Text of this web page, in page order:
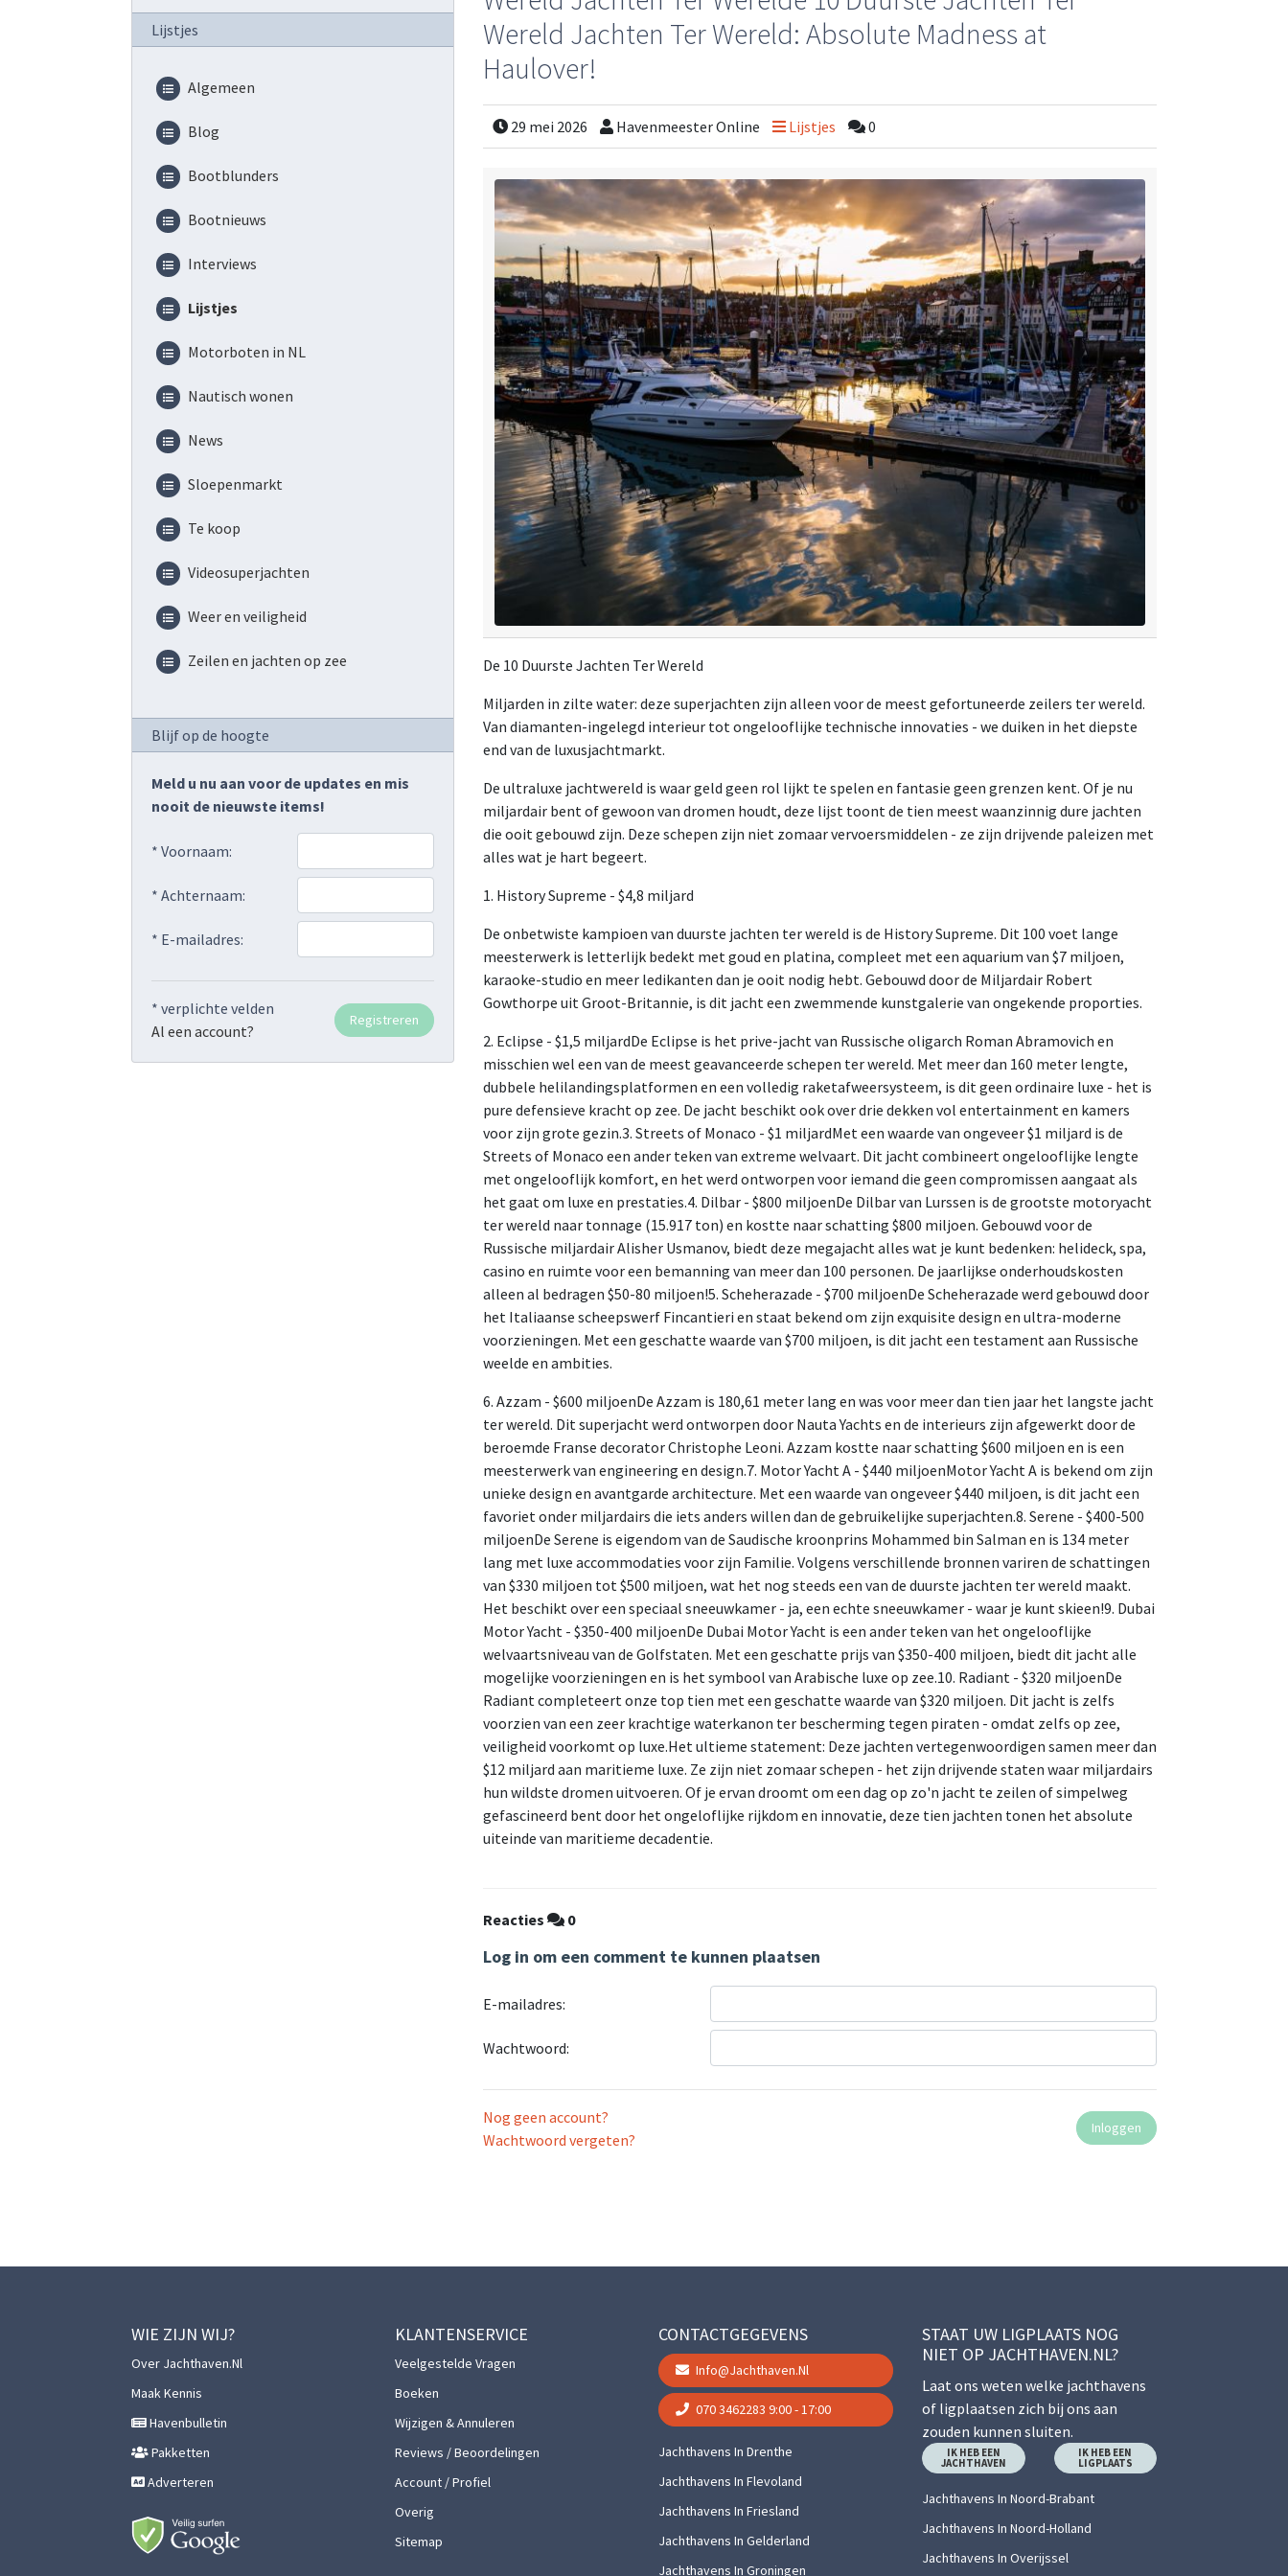
Lijstjes
Algemeen
Blog
Bootblunders
Bootnieuws
Interviews
Lijstjes
Motorboten in NL
Nautisch wonen
News
Sloepenmarkt
Te koop
Videosuperjachten
Weer en veiligheid
Zeilen en jachten op zee
Blijf op de hoogte
Meld u nu aan voor de updates en mis
nooit de nieuwste items!
* Voornaam:
* Achternaam:
* E-mailadres:
* verplichte velden
Al een account?
Wereld Jachten Ter Wereld: Absolute Madness at
Haulover!
29 mei 2026 Havenmeester Online Lijstjes 0
De 10 Duurste Jachten Ter Wereld
Miljarden in zilte water: deze superjachten zijn alleen voor de meest gefortuneerde zeilers ter wereld.
Van diamanten-ingelegd interieur tot ongelooflijke technische innovaties - we duiken in het diepste
end van de luxusjachtmarkt.
De ultraluxe jachtwereld is waar geld geen rol lijkt te spelen en fantasie geen grenzen kent. Of je nu
miljardair bent of gewoon van dromen houdt, deze lijst toont de tien meest waanzinnig dure jachten
die ooit gebouwd zijn. Deze schepen zijn niet zomaar vervoersmiddelen - ze zijn drijvende paleizen met
alles wat je hart begeert.
1. History Supreme - $4,8 miljard
De onbetwiste kampioen van duurste jachten ter wereld is de History Supreme. Dit 100 voet lange
meesterwerk is letterlijk bedekt met goud en platina, compleet met een aquarium van $7 miljoen,
karaoke-studio en meer ledikanten dan je ooit nodig hebt. Gebouwd door de Miljardair Robert
Gowthorpe uit Groot-Britannie, is dit jacht een zwemmende kunstgalerie van ongekende proporties.
2. Eclipse - $1,5 miljardDe Eclipse is het prive-jacht van Russische oligarch Roman Abramovich en
misschien wel een van de meest geavanceerde schepen ter wereld. Met meer dan 160 meter lengte,
dubbele helilandingsplatformen en een volledig raketafweersysteem, is dit geen ordinaire luxe - het is
pure defensieve kracht op zee. De jacht beschikt ook over drie dekken vol entertainment en kamers
voor zijn grote gezin.3. Streets of Monaco - $1 miljardMet een waarde van ongeveer $1 miljard is de
Streets of Monaco een ander teken van extreme welvaart. Dit jacht combineert ongelooflijke lengte
met ongelooflijk komfort, en het werd ontworpen voor iemand die geen compromissen aangaat als
het gaat om luxe en prestaties.4. Dilbar - $800 miljoenDe Dilbar van Lurssen is de grootste motoryacht
ter wereld naar tonnage (15.917 ton) en kostte naar schatting $800 miljoen. Gebouwd voor de
Russische miljardair Alisher Usmanov, biedt deze megajacht alles wat je kunt bedenken: helideck, spa,
casino en ruimte voor een bemanning van meer dan 100 personen. De jaarlijkse onderhoudskosten
alleen al bedragen $50-80 miljoen!5. Scheherazade - $700 miljoenDe Scheherazade werd gebouwd door
het Italiaanse scheepswerf Fincantieri en staat bekend om zijn exquisite design en ultra-moderne
voorzieningen. Met een geschatte waarde van $700 miljoen, is dit jacht een testament aan Russische
weelde en ambities.
6. Azzam - $600 miljoenDe Azzam is 180,61 meter lang en was voor meer dan tien jaar het langste jacht
ter wereld. Dit superjacht werd ontworpen door Nauta Yachts en de interieurs zijn afgewerkt door de
beroemde Franse decorator Christophe Leoni. Azzam kostte naar schatting $600 miljoen en is een
meesterwerk van engineering en design.7. Motor Yacht A - $440 miljoenMotor Yacht A is bekend om zijn
unieke design en avantgarde architecture. Met een waarde van ongeveer $440 miljoen, is dit jacht een
favoriet onder miljardairs die iets anders willen dan de gebruikelijke superjachten.8. Serene - $400-500
miljoenDe Serene is eigendom van de Saudische kroonprins Mohammed bin Salman en is 134 meter
lang met luxe accommodaties voor zijn Familie. Volgens verschillende bronnen variren de schattingen
van $330 miljoen tot $500 miljoen, wat het nog steeds een van de duurste jachten ter wereld maakt.
Het beschikt over een speciaal sneeuwkamer - ja, een echte sneeuwkamer - waar je kunt skieen!9. Dubai
Motor Yacht - $350-400 miljoenDe Dubai Motor Yacht is een ander teken van het ongelooflijke
welvaartsniveau van de Golfstaten. Met een geschatte prijs van $350-400 miljoen, biedt dit jacht alle
mogelijke voorzieningen en is het symbool van Arabische luxe op zee.10. Radiant - $320 miljoenDe
Radiant completeert onze top tien met een geschatte waarde van $320 miljoen. Dit jacht is zelfs
voorzien van een zeer krachtige waterkanon ter bescherming tegen piraten - omdat zelfs op zee,
veiligheid voorkomt op luxe.Het ultieme statement: Deze jachten vertegenwoordigen samen meer dan
$12 miljard aan maritieme luxe. Ze zijn niet zomaar schepen - het zijn drijvende staten waar miljardairs
hun wildste dromen uitvoeren. Of je ervan droomt om een dag op zo'n jacht te zeilen of simpelweg
gefascineerd bent door het ongeloflijke rijkdom en innovatie, deze tien jachten tonen het absolute
uiteinde van maritieme decadentie.
Reacties 0
Log in om een comment te kunnen plaatsen
E-mailadres:
Wachtwoord:
Nog geen account?
Wachtwoord vergeten?
WIE ZIJN WIJ?
Over Jachthaven.nl
Maak Kennis
Havenbulletin
Pakketten
Adverteren
KLANTENSERVICE
Veelgestelde Vragen
Boeken
Wijzigen & Annuleren
Reviews / Beoordelingen
Account / Profiel
Overig
Sitemap
CONTACTGEGEVENS
Info@jachthaven.nl
070 3462283 9:00 - 17:00
Jachthavens In Drenthe
Jachthavens In Flevoland
Jachthavens In Friesland
Jachthavens In Gelderland
Jachthavens In Groningen
STAAT UW LIGPLAATS NOG
NIET OP JACHTHAVEN.NL?
Laat ons weten welke jachthavens
of ligplaatsen zich bij ons aan
zouden kunnen sluiten.
IK HEB EEN
JACHTHAVEN
IK HEB EEN
LIGPLAATS
Jachthavens In Noord-Brabant
Jachthavens In Noord-Holland
Jachthavens In Overijssel